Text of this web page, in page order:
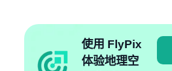
使用 FlyPix
体验地理空